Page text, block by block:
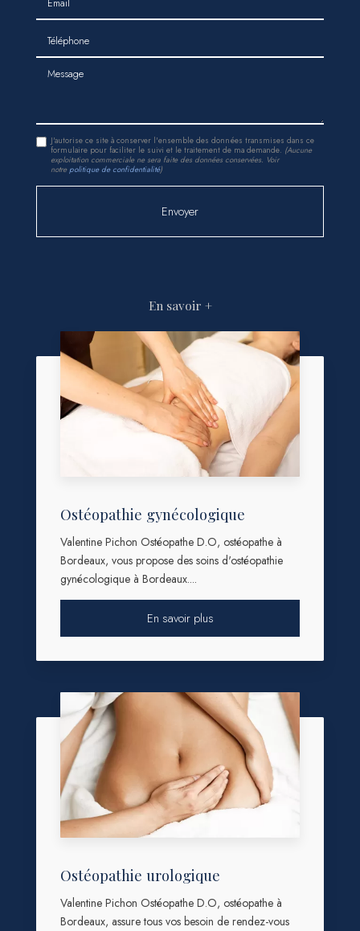
Téléphone
Message
J'autorise ce site à conserver l'ensemble des données transmises dans ce
formulaire pour faciliter le suivi et le traitement de ma demande. (Aucune
exploitation commerciale ne sera faite des données conservées. Voir
notrepolitique de confidentialité)
En savoir +
Ostéopathie gynécologique
Valentine Pichon Ostéopathe D.O, ostéopathe à
Bordeaux, vous propose des soins d'ostéopathie
gynécologique à Bordeaux....
En savoir plus
Ostéopathie urologique
Valentine Pichon Ostéopathe D.O, ostéopathe à
Bordeaux, assure tous vos besoin de rendez-vous